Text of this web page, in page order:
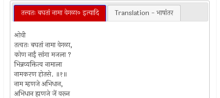
तत्त्वतः बघतां नामा वेगळा० इत्यादि Translation - भाषांतर
ओवी
तत्वतः बघतां नामा वेगळा,
कोण नाईं सांगा मजला ?
भिन्नव्यक्तित्व नामाला
नामकरण होतसे. ॥१॥
नाम म्हणजे अभिधान,
अभिधान ह्मणजे जें वरून